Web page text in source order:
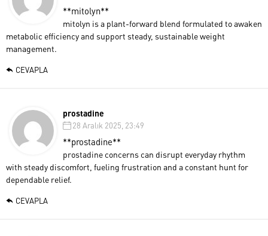
**mitolyn**
mitolyn is a plant-forward blend formulated to awaken
metabolic efficiency and support steady, sustainable weight
management.
CEVAPLA
prostadine
28 Aralık 2025, 23:49
**prostadine**
prostadine concerns can disrupt everyday rhythm
with steady discomfort, fueling frustration and a constant hunt for
dependable relief.
CEVAPLA